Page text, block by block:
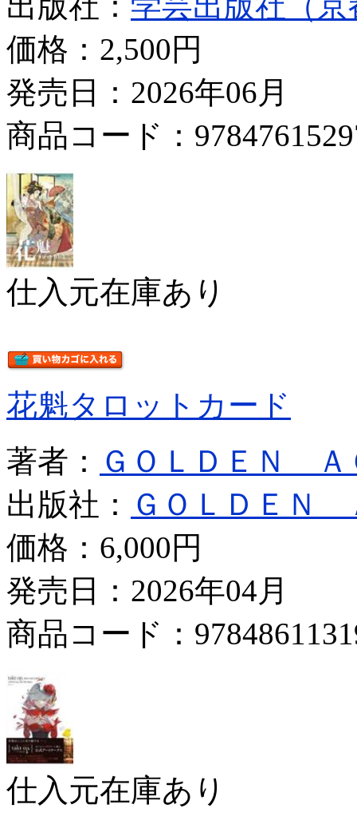
価格： 2,500円
発売日：2026年06月
商品コード：
仕入元在庫あり
花魁タロットカード
著者： ＧＯＬＤＥＮ Ａ
出版社： ＧＯＬＤＥＮ
価格： 6,000円
発売日：2026年04月
商品コード：
仕入元在庫あり